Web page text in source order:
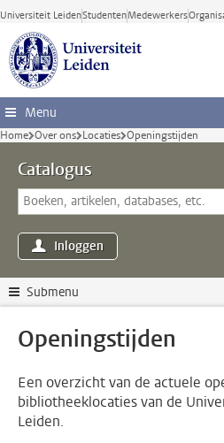
Ga direct naar de inhoud
Universiteit LeidenStudentenMedewerkers
Menu
Home Over ons Locaties Openingstijden
Catalogus
Inloggen
Submenu
Openingstijden
Een overzicht van de actuele
bibliotheeklocaties van de
Leiden.